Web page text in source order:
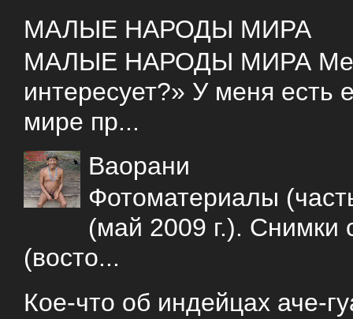
МАЛЫЕ НАРОДЫ МИРА
МАЛЫЕ НАРОДЫ МИРА Меня
интересует?» У меня есть
мире пр...
Ваорани
Фотоматериалы
(май 2009 г.). Снимки
(восто...
Кое-что об индейцах аче-